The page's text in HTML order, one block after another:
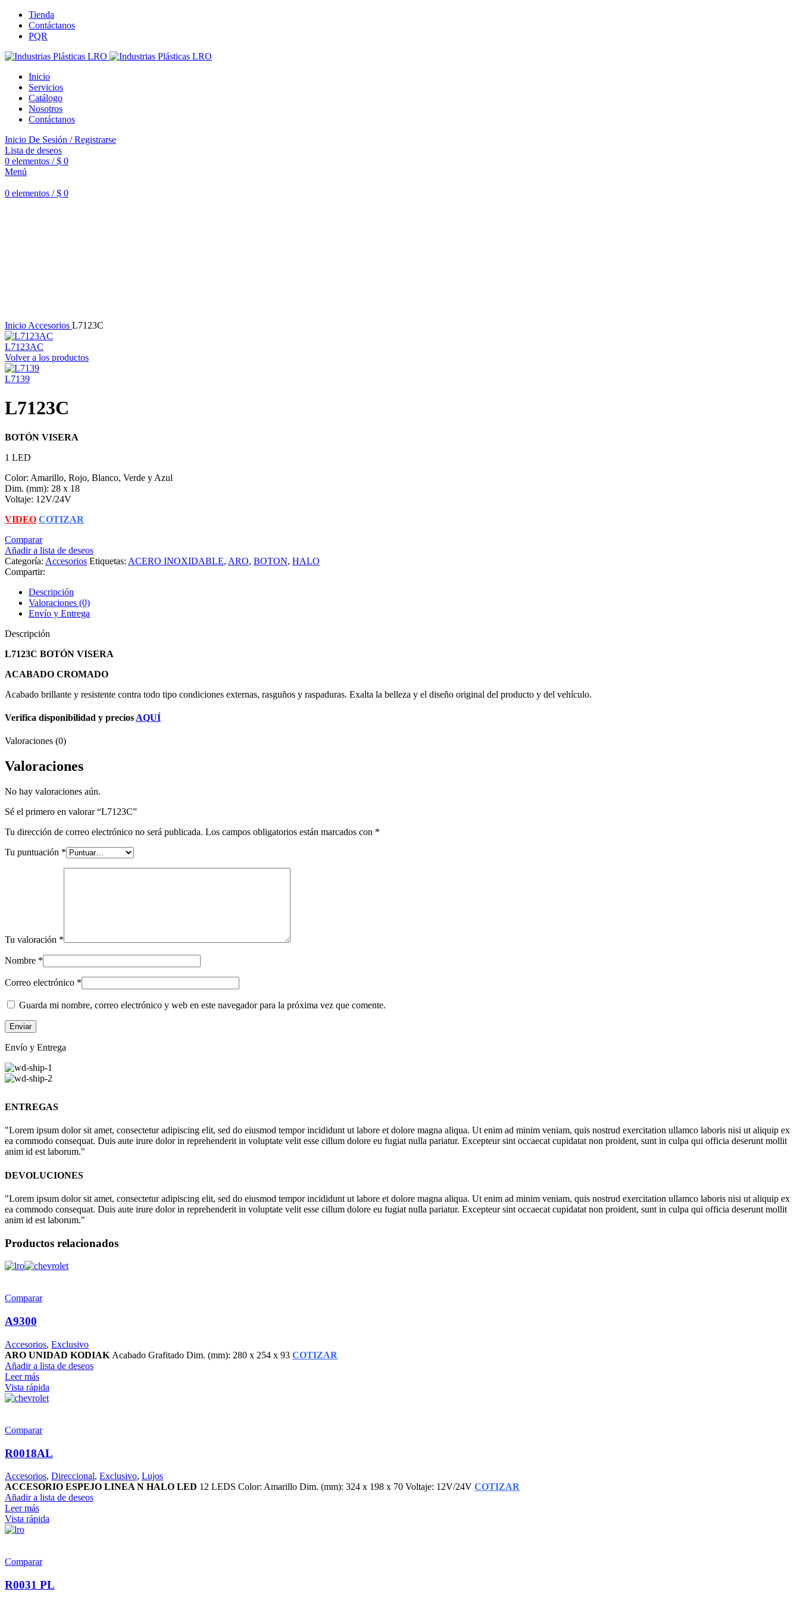
Tienda
Contáctanos
PQR
Inicio
Servicios
Catálogo
Nosotros
Contáctanos
Inicio De Sesión / Registrarse
Lista de deseos
0 elementos / $ 0
Menú
0 elementos / $ 0
Inicio Accesorios L7123C
L7123AC
Volver a los productos
L7139
L7123C
BOTÓN VISERA
1 LED
Color: Amarillo, Rojo, Blanco, Verde y Azul
Dim. (mm): 28 x 18
Voltaje: 12V/24V
VIDEO COTIZAR
Comparar
Añadir a lista de deseos
Categoría: Accesorios Etiquetas: ACERO INOXIDABLE, ARO, BOTON, HALO
Compartir:
Descripción
Valoraciones (0)
Envío y Entrega
Descripción
L7123C BOTÓN VISERA
ACABADO CROMADO
Acabado brillante y resistente contra todo tipo condiciones externas, rasguños y raspaduras. Exalta la belleza y el diseño original del producto y del vehículo.
Verifica disponibilidad y precios AQUÍ
Valoraciones (0)
Valoraciones
No hay valoraciones aún.
Sé el primero en valorar “L7123C”
Tu dirección de correo electrónico no será publicada. Los campos obligatorios están marcados con *
Tu puntuación *
Tu valoración *
Nombre *
Correo electrónico *
Guarda mi nombre, correo electrónico y web en este navegador para la próxima vez que comente.
Envío y Entrega
ENTREGAS
"Lorem ipsum dolor sit amet, consectetur adipiscing elit, sed do eiusmod tempor incididunt ut labore et dolore magna aliqua. Ut enim ad minim veniam, quis nostrud exercitation ullamco laboris nisi ut aliquip ex
ea commodo consequat. Duis aute irure dolor in reprehenderit in voluptate velit esse cillum dolore eu fugiat nulla pariatur. Excepteur sint occaecat cupidatat non proident, sunt in culpa qui officia deserunt mollit
anim id est laborum."
DEVOLUCIONES
"Lorem ipsum dolor sit amet, consectetur adipiscing elit, sed do eiusmod tempor incididunt ut labore et dolore magna aliqua. Ut enim ad minim veniam, quis nostrud exercitation ullamco laboris nisi ut aliquip ex
ea commodo consequat. Duis aute irure dolor in reprehenderit in voluptate velit esse cillum dolore eu fugiat nulla pariatur. Excepteur sint occaecat cupidatat non proident, sunt in culpa qui officia deserunt mollit
anim id est laborum."
Productos relacionados
Comparar
A9300
Accesorios, Exclusivo
ARO UNIDAD KODIAK Acabado Grafitado Dim. (mm): 280 x 254 x 93 COTIZAR
Añadir a lista de deseos
Leer más
Vista rápida
Comparar
R0018AL
Accesorios, Direccional, Exclusivo, Lujos
ACCESORIO ESPEJO LINEA N HALO LED 12 LEDS Color: Amarillo Dim. (mm): 324 x 198 x 70 Voltaje: 12V/24V COTIZAR
Añadir a lista de deseos
Leer más
Vista rápida
Comparar
R0031 PL